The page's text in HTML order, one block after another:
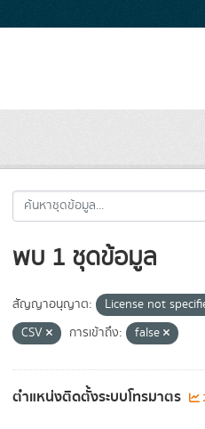
พบ 1 ชุดข้อมูล
สัญญาอนุญาต: License not
CSV
การเข้าถึง: false
ตำแหน่งติดตั้งระบบโทรมาตร